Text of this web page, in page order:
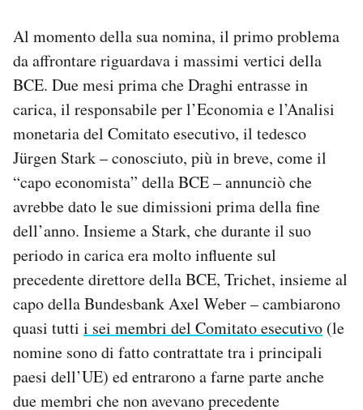
Al momento della sua nomina, il primo problema
da affrontare riguardava i massimi vertici della
BCE. Due mesi prima che Draghi entrasse in
carica, il responsabile per l’Economia e l’Analisi
monetaria del Comitato esecutivo, il tedesco
Jürgen Stark – conosciuto, più in breve, come il
“capo economista” della BCE – annunciò che
avrebbe dato le sue dimissioni prima della fine
dell’anno. Insieme a Stark, che durante il suo
periodo in carica era molto influente sul
precedente direttore della BCE, Trichet, insieme al
capo della Bundesbank Axel Weber – cambiarono
quasi tutti i sei membri del Comitato esecutivo (le
nomine sono di fatto contrattate tra i principali
paesi dell’UE) ed entrarono a farne parte anche
due membri che non avevano precedente